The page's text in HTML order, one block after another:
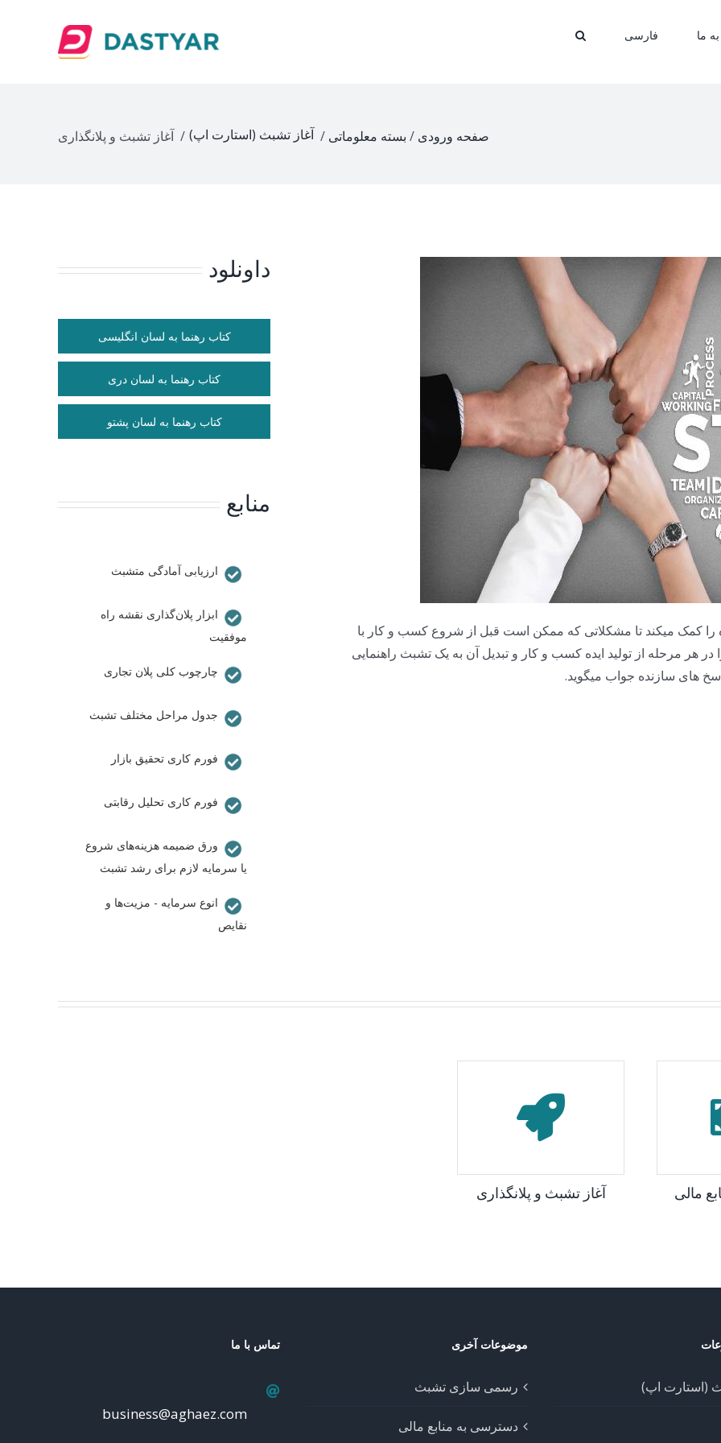
ما فارسی
صفحه ورودی / بسته معلوماتی / آغاز تشبث (استارت اپ) / آغاز تشبث و پلانگذاری
را کمک میکند تا مشکلاتی که ممکن است قبل از شروع کسب‌ و کار با
هر مرحله از تولید ایده کسب و کار و تبدیل آن به یک تشبث راهنمایی
داونلود
کتاب رهنما به لسان انگلیسی
کتاب رهنما به لسان دری
کتاب رهنما به لسان پشتو
منابع
ارزیابی آمادگی متشبث
ابزار پلان‌گذاری نقشه‌ راه
موفقیت
چارچوب کلی پلان تجاری
جدول مراحل مختلف تشبث
فورم کاری تحقیق بازار
فورم کاری تحلیل رقابتی
ورق ضمیمه هزینه‌های شروع
یا سرمایه‌ لازم برای رشد تشبث
انوع سرمایه - مزیت‌ها و
نقایص
مالی آغاز تشبث و پلانگذاری
(استارت اپ)
موضوعات آخری
رسمی سازی تشبث
دسترسی به منابع مالی
تماس با ما
business@aghaez.com